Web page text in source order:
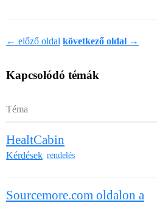
← előző oldal következő oldal →
Kapcsolódó témák
Téma
HealtCabin
Kérdések rendelés
Sourcemore.com oldalon a